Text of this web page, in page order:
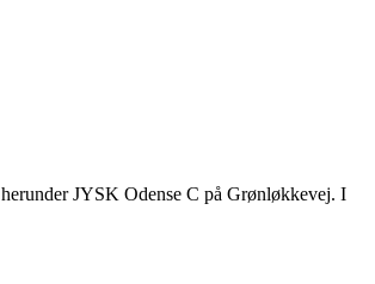
JYSK Odense C på Grønløkkevej. I